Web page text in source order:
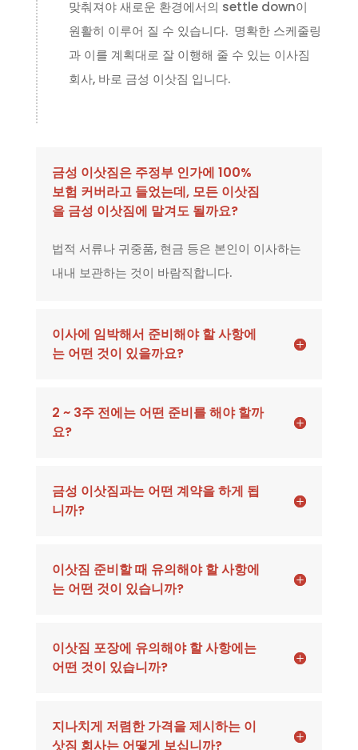
맞춰져야 새로운 환경에서의 settle down이
원활히 이루어 질 수 있습니다. 명확한 스케줄링
과 이를 계획대로 잘 이행해 줄 수 있는 이사짐
회사, 바로 금성 이삿짐 입니다.
금성 이삿짐은 주정부 인가에 100%
보험 커버라고 들었는데, 모든 이삿짐
을 금성 이삿짐에 맡겨도 될까요?
법적 서류나 귀중품, 현금 등은 본인이 이사하는
내내 보관하는 것이 바람직합니다.
이사에 임박해서 준비해야 할 사항에
는 어떤 것이 있을까요?
2 ~ 3주 전에는 어떤 준비를 해야 할까
요?
금성 이삿짐과는 어떤 계약을 하게 됩
니까?
이삿짐 준비할 때 유의해야 할 사항에
는 어떤 것이 있습니까?
이삿짐 포장에 유의해야 할 사항에는
어떤 것이 있습니까?
지나치게 저렴한 가격을 제시하는 이
삿짐 회사는 어떻게 보십니까?